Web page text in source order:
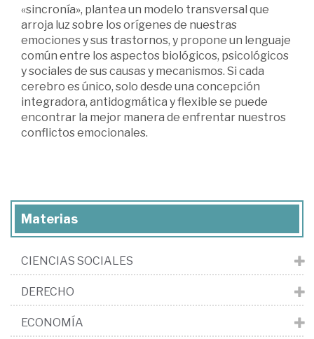
«sincronía», plantea un modelo transversal que
arroja luz sobre los orígenes de nuestras
emociones y sus trastornos, y propone un lenguaje
común entre los aspectos biológicos, psicológicos
y sociales de sus causas y mecanismos. Si cada
cerebro es único, solo desde una concepción
integradora, antidogmática y flexible se puede
encontrar la mejor manera de enfrentar nuestros
conflictos emocionales.
Materias
CIENCIAS SOCIALES
DERECHO
ECONOMÍA